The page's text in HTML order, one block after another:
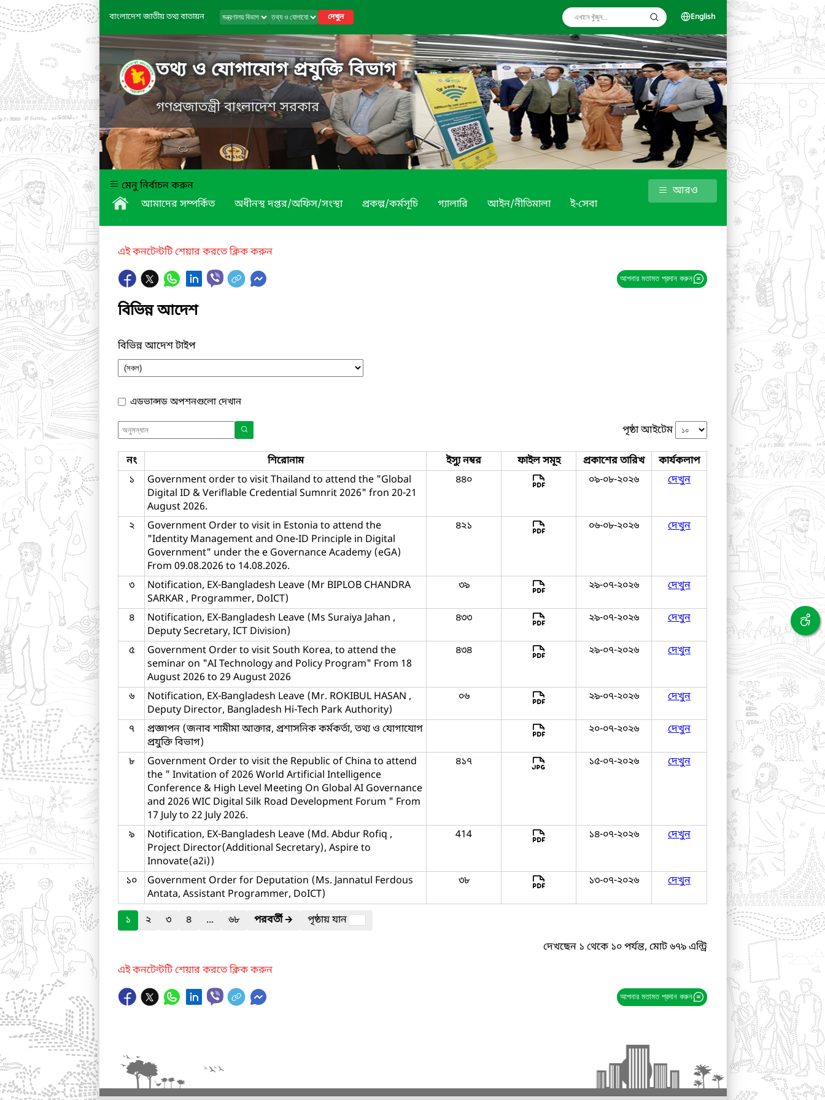
বাংলাদেশ জাতীয় তথ্য বাতায়ন দেখুন English
তথ্য ও যোগাযোগ প্রযুক্তি বিভাগ
গণপ্রজাতন্ত্রী বাংলাদেশ সরকার
মেনু নির্বাচন করুন
আমাদের সম্পর্কিত
অধীনস্থ দপ্তর/অফিস/সংস্থা প্রকল্প/কর্মসূচি গ্যালারি আইন/নীতিমালা ই-সেবা
আরও
এই কনটেন্টটি শেয়ার করতে ক্লিক করুন
আপনার মতামত প্রদান করুন
বিভিন্ন আদেশ
বিভিন্ন আদেশ টাইপ
এডভান্সড অপশনগুলো দেখান
পৃষ্ঠা আইটেম
নং শিরোনাম ইস্যু নম্বর ফাইল সমূহ প্রকাশের তারিখ
কার্যকলাপ
১
Government order to visit Thailand to attend the "Global
Digital ID & Veriflable Credential Sumnrit 2026" fron 20-21
August 2026.
৪৪০ ০৯-০৮-২০২৬ দেখুন
২
Government Order to visit in Estonia to attend the
"Identity Management and One-ID Principle in Digital
Government" under the e Governance Academy (eGA)
From 09.08.2026 to 14.08.2026.
৪২১ ০৬-০৮-২০২৬ দেখুন
৩
Notification, EX-Bangladesh Leave (Mr BIPLOB CHANDRA
SARKAR , Programmer, DoICT)
৩৯ ২৯-০৭-২০২৬ দেখুন
৪
Notification, EX-Bangladesh Leave (Ms Suraiya Jahan ,
Deputy Secretary, ICT Division)
৪৩৩ ২৯-০৭-২০২৬ দেখুন
৫
Government Order to visit South Korea, to attend the
seminar on "AI Technology and Policy Program" From 18
August 2026 to 29 August 2026
৪৩৪ ২৯-০৭-২০২৬ দেখুন
৬
Notification, EX-Bangladesh Leave (Mr. ROKIBUL HASAN ,
Deputy Director, Bangladesh Hi-Tech Park Authority)
০৬ ২৯-০৭-২০২৬ দেখুন
৭
প্রজ্ঞাপন (জনাব শামীমা আক্তার, প্রশাসনিক কর্মকর্তা, তথ্য ও যোগাযোগ
প্রযুক্তি বিভাগ)
২০-০৭-২০২৬ দেখুন
৮
Government Order to visit the Republic of China to attend
the " Invitation of 2026 World Artificial Intelligence
Conference & High Level Meeting On Global AI Governance
and 2026 WIC Digital Silk Road Development Forum " From
17 July to 22 July 2026.
৪১৭ ১৫-০৭-২০২৬ দেখুন
৯
Notification, EX-Bangladesh Leave (Md. Abdur Rofiq ,
Project Director(Additional Secretary), Aspire to
Innovate(a2i))
414 ১৪-০৭-২০২৬ দেখুন
১০
Government Order for Deputation (Ms. Jannatul Ferdous
Antata, Assistant Programmer, DoICT)
৩৮ ১৩-০৭-২০২৬ দেখুন
১ ২ ৩ ৪ ... ৬৮ পরবর্তী🡲
পৃষ্ঠায় যান
দেখছেন ১ থেকে ১০ পর্যন্ত, মোট ৬৭৯ এন্ট্রি
এই কনটেন্টটি শেয়ার করতে ক্লিক করুন
আপনার মতামত প্রদান করুন